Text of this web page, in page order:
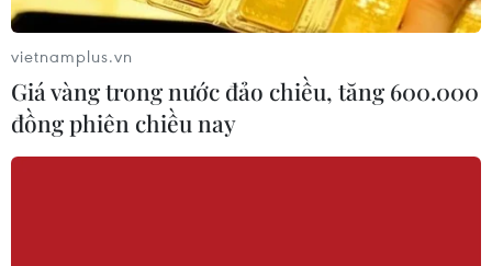
06/08/2026 04:36
Từ hạt nhân đến eo biển
Hormuz: Đòn bẩy chiến lược mới của
vietnamplus.vn
Giá vàng trong nước đảo chiều, tăng 600.000
đồng phiên chiều nay